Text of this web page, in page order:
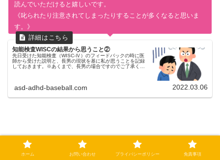
読んでいただけると嬉しいです。
《叱られたり注意されてしまったりすることが多くなると思いま
す。》
知能検査WISCの結果から思うこと②
先日受けた知能検査（WISC-Ⅳ）のフィードバックの時に医
師から受けた説明と、長男の現状を基に私が思うことを記録
しておきます。※あくまで、長男の場合ですのでご了承くだ
asd-adhd-baseball.com 2022.03.06
父ちゃんの話（タイガース） スワローズ
甲子園球場
ホーム お問い合わせ プライバシーポリシー 免責事項